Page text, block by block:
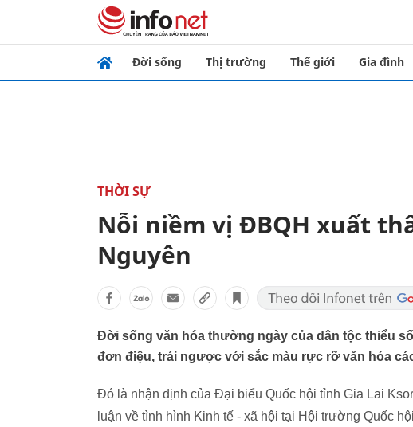
Đời sống Thị trường Thế giới Gia đình
THỜI SỰ
Nỗi niềm vị ĐBQH xuất
Nguyên
Đời sống văn hóa thường ngày của dân tộc thiểu
đơn điệu, trái ngược với sắc màu rực rỡ văn hóa
Đó là nhận định của Đại biểu Quốc hội tỉnh Gia Lai
luận về tình hình Kinh tế - xã hội tại Hội trường Quốc